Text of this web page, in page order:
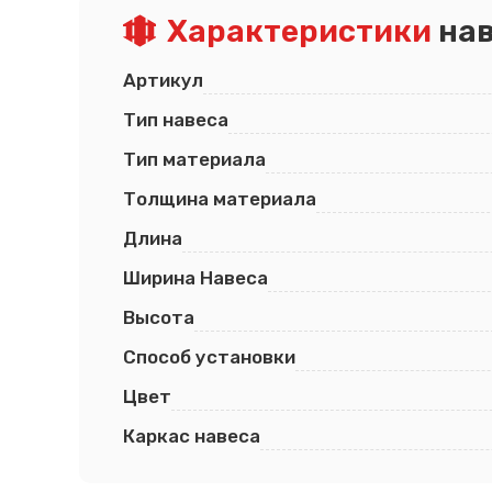
Характеристики
Артикул
Тип навеса
Тип материала
Толщина материала
Длина
Ширина Навеса
Высота
Способ установки
Цвет
Каркас навеса